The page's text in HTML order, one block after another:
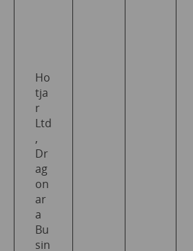
Ho
tja
r
Ltd
,
Dr
ag
on
ar
a
Bu
sin